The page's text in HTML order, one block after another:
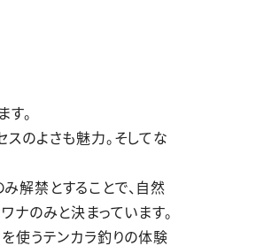
。
のよさも魅力。そしてな
解禁とすることで、自然
のみと決まっています。
使うテンカラ釣りの体験